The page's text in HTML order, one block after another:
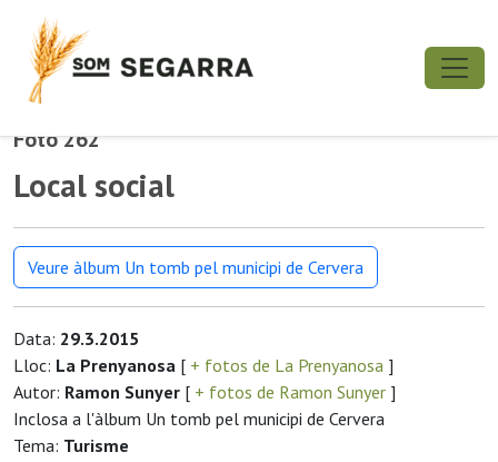
Foto 262
Local social
Veure àlbum Un tomb pel municipi de Cervera
Data: 29.3.2015
Lloc: La Prenyanosa [ + fotos de La Prenyanosa ]
Autor: Ramon Sunyer [ + fotos de Ramon Sunyer ]
Inclosa a l'àlbum Un tomb pel municipi de Cervera
Tema: Turisme